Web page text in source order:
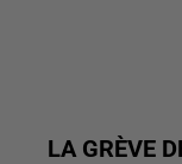
LA GRÈVE